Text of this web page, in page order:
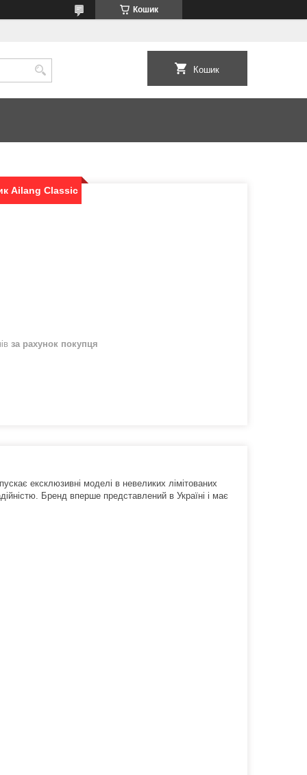
Кошик
Кошик
Ailang Classic
за рахунок покупця
ексклюзивні моделі в невеликих лімітованих
Бренд вперше представлений в Україні і має